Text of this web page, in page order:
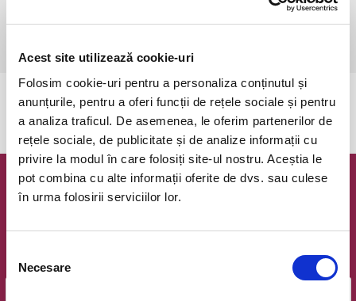
Acest site utilizează cookie-uri
Folosim cookie-uri pentru a personaliza conținutul și
anunțurile, pentru a oferi funcții de rețele sociale și pentru
a analiza traficul. De asemenea, le oferim partenerilor de
rețele sociale, de publicitate și de analize informații cu
privire la modul în care folosiți site-ul nostru. Aceștia le
pot combina cu alte informații oferite de dvs. sau culese
în urma folosirii serviciilor lor.
consimțământului
Necesare
cu cel putin 30 de minute inainte de inceperea spectacolului.
Dupa ora inceperii reprezentatiei, rezervarile si biletele isi pierd
Evenimentul a expirat.
Newsletter @ Bilete.ro
Oferte exclusive si o editie saptamanala cu cele mai noi
Email